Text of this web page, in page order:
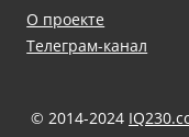
О проекте
Телеграм-канал
© 2014-2024